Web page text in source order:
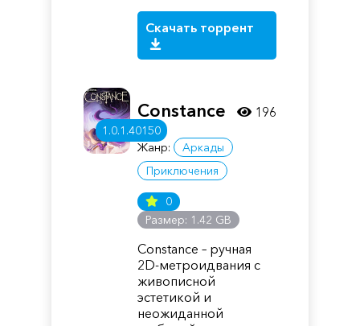
Скачать торрент
1.0.1.40150
Constance
Жанр:
Аркады
Приключения
0
Размер: 1.42 GB
Constance – ручная
2D-метроидвания с
живописной
эстетикой и
неожиданной
196